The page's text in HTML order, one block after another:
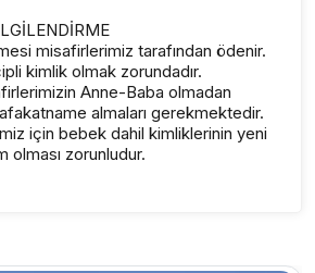
misafirlerimiz tarafından ödenir.
kimlik olmak zorundadır.
Anne-Baba olmadan
almaları gerekmektedir.
için bebek dahil kimliklerinin yeni
olması zorunludur.